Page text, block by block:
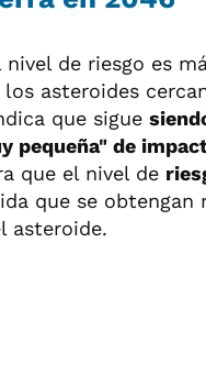
nivel de riesgo es
asteroides
que sigue
pequeña" de
que el nivel de
que se obtengan
asteroide.